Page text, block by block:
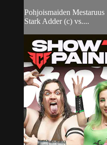
Pohjoismaiden Mestaruus
Stark Adder (c) vs....